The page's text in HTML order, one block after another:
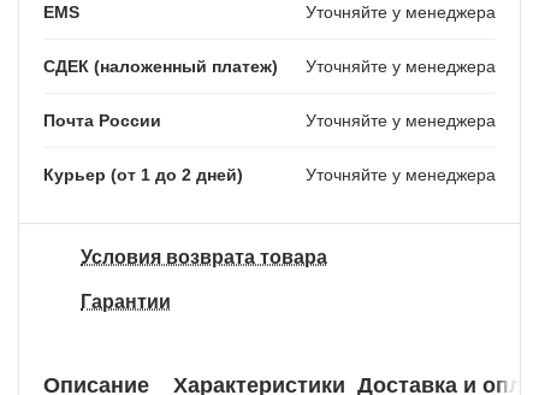
EMS Уточняйте у менеджера
СДЕК (наложенный платеж) Уточняйте у менеджера
Почта России Уточняйте у менеджера
Курьер (от 1 до 2 дней) Уточняйте у менеджера
Условия возврата товара
Гарантии
Описание Характеристики Доставка и